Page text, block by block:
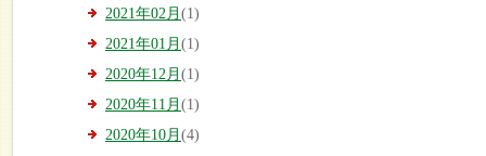
2021年02月 (1)
2021年01月 (1)
2020年12月 (1)
2020年11月 (1)
2020年10月 (4)